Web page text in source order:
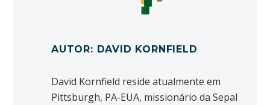
AUTOR: DAVID KORNFIELD
David Kornfield reside atualmente em
Pittsburgh, PA-EUA, missionário da Sepal